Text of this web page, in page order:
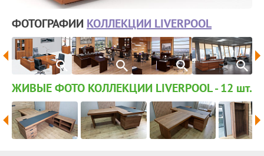
ФОТОГРАФИИ КОЛЛЕКЦИИ LIVERPOOL
ЖИВЫЕ ФОТО КОЛЛЕКЦИИ LIVERPOOL - 12 шт.